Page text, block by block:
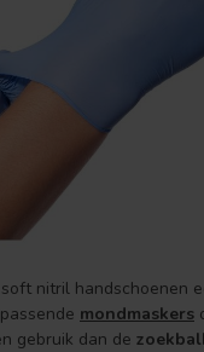
nitril handschoenen
mondmaskers
gebruik dan de